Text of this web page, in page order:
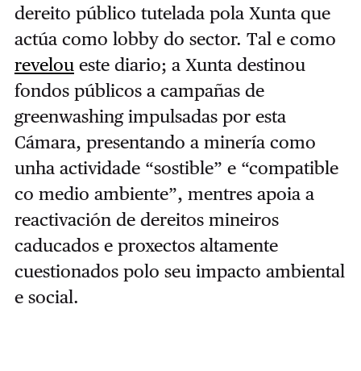
dereito público tutelada pola Xunta que
actúa como lobby do sector. Tal e como
revelou este diario; a Xunta destinou
fondos públicos a campañas de
greenwashing impulsadas por esta
Cámara, presentando a minería como
unha actividade “sostible” e “compatible
co medio ambiente”, mentres apoia a
reactivación de dereitos mineiros
caducados e proxectos altamente
cuestionados polo seu impacto ambiental
e social.